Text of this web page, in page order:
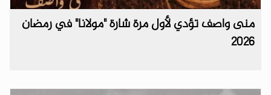
منى واصف تؤدي لأول مرة شارة "مولانا" في رمضان
2026